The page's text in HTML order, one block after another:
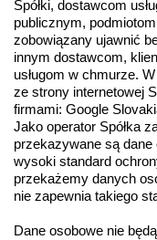
Spółki, dostawcom
publicznym,
zobowiązany ujawnić
innym dostawcom,
usługom w chmurze.
ze strony internetowej
firmami: Google
Jako operator Spółka
przekazywane są
wysoki standard
przekażemy danych
nie zapewnia takiego
Dane osobowe nie